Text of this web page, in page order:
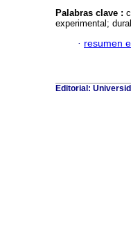
Palabras clave :
experimental;
· resumen
Editorial: